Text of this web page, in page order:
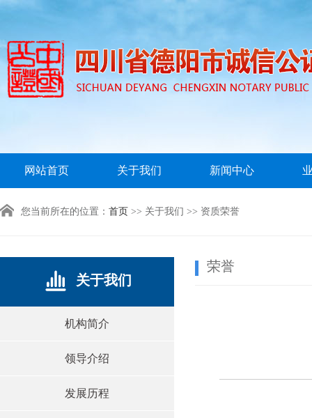
网站首页 关于我们 新闻中心
您当前所在的位置： 首页 >> 关于我们 >> 资质荣誉
关于我们
机构简介
领导介绍
发展历程
荣誉